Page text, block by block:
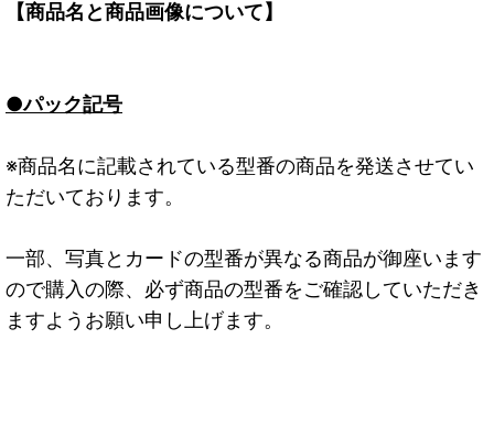
【商品名と商品画像について】
●パック記号
※商品名に記載されている型番の商品を発送させてい
ただいております。
一部、写真とカードの型番が異なる商品が御座います
ので購入の際、必ず商品の型番をご確認していただき
ますようお願い申し上げます。